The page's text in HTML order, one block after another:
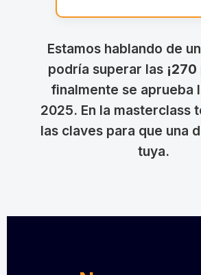
Estamos hablando de
podría superar las
finalmente se aprueba
2025. En la masterclass
las claves para que una
tuya.